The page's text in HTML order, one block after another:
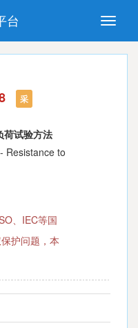
Toggle
台
推荐性国家标准
(National standards in foreign
language version)
采
荷试验方法
Resistance to
、IEC等国
护问题，本